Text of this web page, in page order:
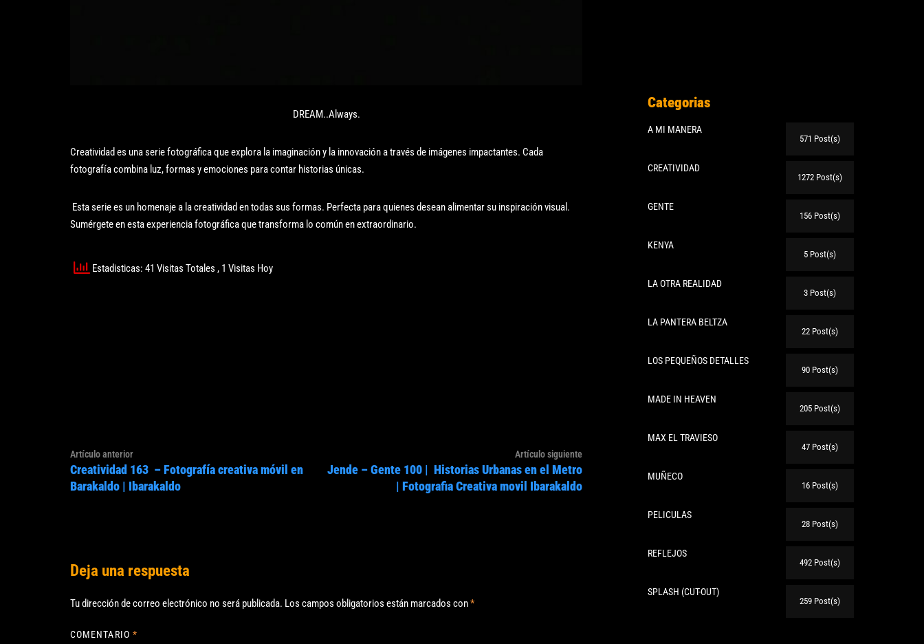
DREAM..Always.
Creatividad es una serie fotográfica que explora la imaginación y la innovación a través de imágenes impactantes. Cada
fotografía combina luz, formas y emociones para contar historias únicas.
Esta serie es un homenaje a la creatividad en todas sus formas. Perfecta para quienes desean alimentar su inspiración visual.
Sumérgete en esta experiencia fotográfica que transforma lo común en extraordinario.
Estadisticas: 41 Visitas Totales , 1 Visitas Hoy
Navegación
de
entradas
Artículo anteriorArtículo
anterior:
Creatividad 163 – Fotografía creativa móvil en
Barakaldo | Ibarakaldo
Artículo siguienteArtículo
siguiente:
Jende – Gente 100 | Historias Urbanas en el Metro
| Fotografia Creativa movil Ibarakaldo
Deja una respuesta
Tu dirección de correo electrónico no será publicada. Los campos obligatorios están marcados con*
COMENTARIO *
Categorias
A MI MANERA
571 Post(s)
CREATIVIDAD
1272 Post(s)
GENTE
156 Post(s)
KENYA
5 Post(s)
LA OTRA REALIDAD
3 Post(s)
LA PANTERA BELTZA
22 Post(s)
LOS PEQUEÑOS DETALLES
90 Post(s)
MADE IN HEAVEN
205 Post(s)
MAX EL TRAVIESO
47 Post(s)
MUÑECO
16 Post(s)
PELICULAS
28 Post(s)
REFLEJOS
492 Post(s)
SPLASH (CUT-OUT)
259 Post(s)